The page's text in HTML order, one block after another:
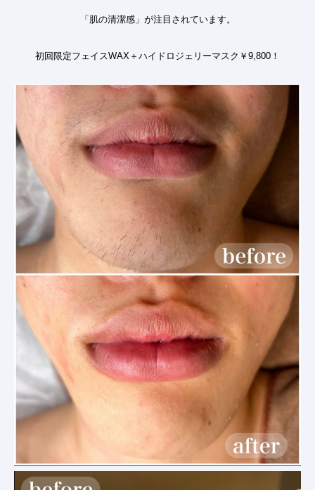
「肌の清潔感」が注目されています。
初回限定フェイスWAX ＋ハイドロジェリーマスク￥ 9,800！